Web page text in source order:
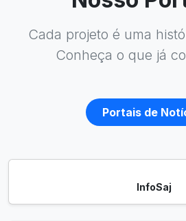
Cada projeto é uma
Conheça o que já
Portais de
InfoSaj